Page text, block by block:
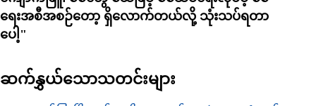
ရေးအစီအစဉ်တော့ ရှိလောက်တယ်လို့ သုံးသပ်ရတာ
ပေါ့"
ဆက်နွှယ်သောသတင်းများ